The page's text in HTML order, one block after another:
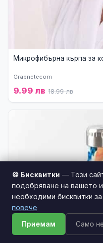
Микрофибърна кърпа за
Grabnetecom
9.99 лв 18.99 лв
Този сайт
🍪 Бисквитки — Този
подобряване на вашето
необходими бисквитки
повече
Приемам Само